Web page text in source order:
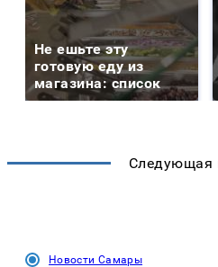
Не ешьте эту
готовую еду из
магазина: список
Следующая
Новости Самары